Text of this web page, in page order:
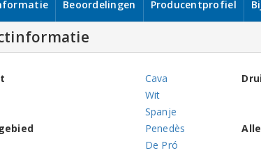
Beoordelingen Producentprofiel
Cava
Wit
Spanje
Penedès
De Pró